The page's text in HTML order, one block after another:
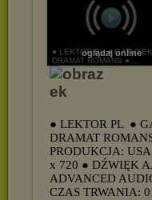
oglądaj online
● LEKTOR PL ●
DRAMAT ROMANS ● ...
● LEKTOR PL ●
DRAMAT
PRODUKCJA: USA
x 720 ● DŹWIĘK
ADVANCED
CZAS TRWANIA: